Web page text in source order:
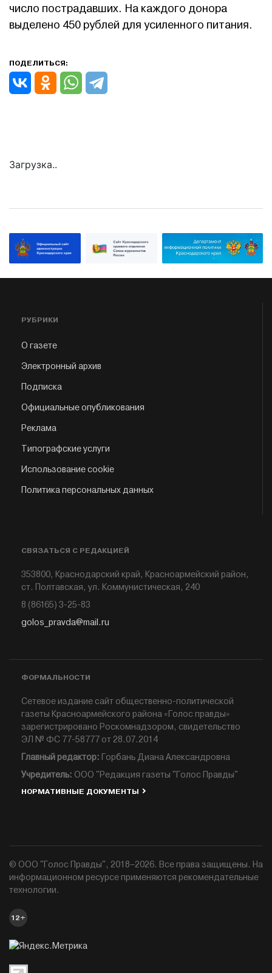
число пострадавших. На каждого донора
выделено 450 рублей для усиленного питания.
ПОДЕЛИТЬСЯ:
Загрузка..
РУБРИКИ
О газете
Электронный архив
Подписка
Официальные опубликования
Реклама
Типографские услуги
Использование cookie
Политика персональных данных
СВЯЗАТЬСЯ С РЕДАКЦИЕЙ
353800, Краснодарский край, Красноармейский район,
ст. Полтавская, ул. Коммунистическая, 240
8 (86165) 3-25-83
golos_pravda@mail.ru
ФОРМАЛЬНОСТИ
Сетевое издание сайт общественно-политической
газеты Красноармейского района «Голос правды»
зарегистрировано Роскомнадзором, свидетельство
ЭЛ № ФС 77-58777 от 28.07.2014
Главный редактор: Горбань Диана Александровна
Учредитель: ООО "Редакция газеты "Голос Правды"
НОРМАТИВНЫЕ ДОКУМЕНТЫ
© ООО "Голос Правды", 2018–2026. Все права защищены. На
информационном ресурсе применяются рекомендательные
технологии.
12+